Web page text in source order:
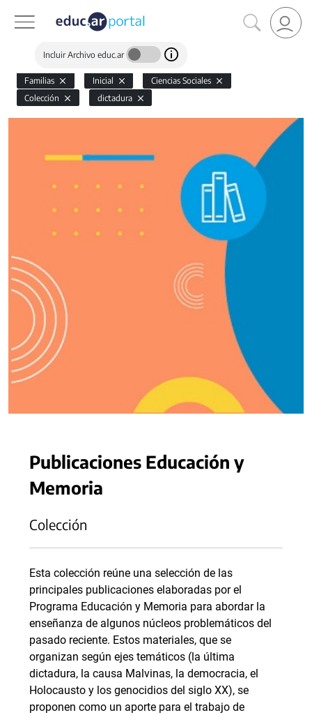
Incluir Archivo educ.ar
Familias Inicial
Ciencias Sociales
Colección
dictadura
Publicaciones Educación y
Memoria
Colección
Esta colección reúne una selección de las
principales publicaciones elaboradas por el
Programa Educación y Memoria para abordar la
enseñanza de algunos núcleos problemáticos del
pasado reciente. Estos materiales, que se
organizan según ejes temáticos (la última
dictadura, la causa Malvinas, la democracia, el
Holocausto y los genocidios del siglo XX), se
proponen como un aporte para el trabajo de